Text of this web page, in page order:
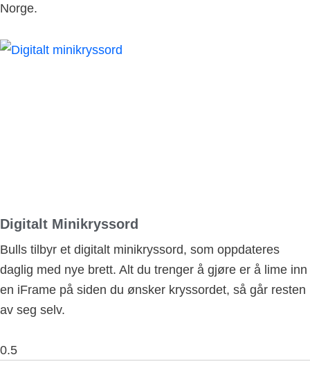
Norge.
Digitalt Minikryssord
Bulls tilbyr et digitalt minikryssord, som oppdateres
daglig med nye brett. Alt du trenger å gjøre er å lime inn
en iFrame på siden du ønsker kryssordet, så går resten
av seg selv.